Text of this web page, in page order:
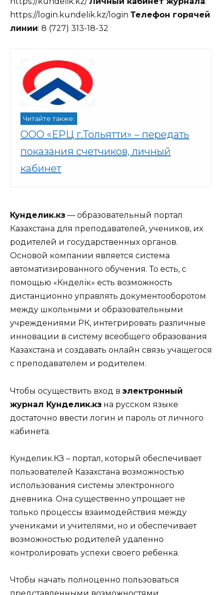
https://login.kundelik.kz/login Телефон горячей
линии: 8 (727) 313-18-32
Читайте также:
ООО «ЕРЦ г.Тольятти» – передать
показания счетчиков, личный
кабинет
Кунделик.кз — образовательный портал
Казахстана для преподавателей, учеников, их
родителей и государственных органов.
Основой компании является система
автоматизированного обучения. То есть, с
помощью «Күнделік» есть возможность
дистанционно управлять документооборотом
между школьными и образовательными
учреждениями РК, интегрировать различные
инновации в систему всеобщего образования
Казахстана и создавать онлайн связь учащегося
с преподавателем и родителем.
Чтобы осуществить вход в электронный
журнал Кунделик.кз на русском языке
достаточно ввести логин и пароль от личного
кабинета.
Кунделик.КЗ – портал, который обеспечивает
пользователей Казахстана возможностью
использования системы электронного
дневника. Она существенно упрощает не
только процессы взаимодействия между
учениками и учителями, но и обеспечивает
возможностью родителей удаленно
контролировать успехи своего ребенка.
Чтобы начать полноценно пользоваться